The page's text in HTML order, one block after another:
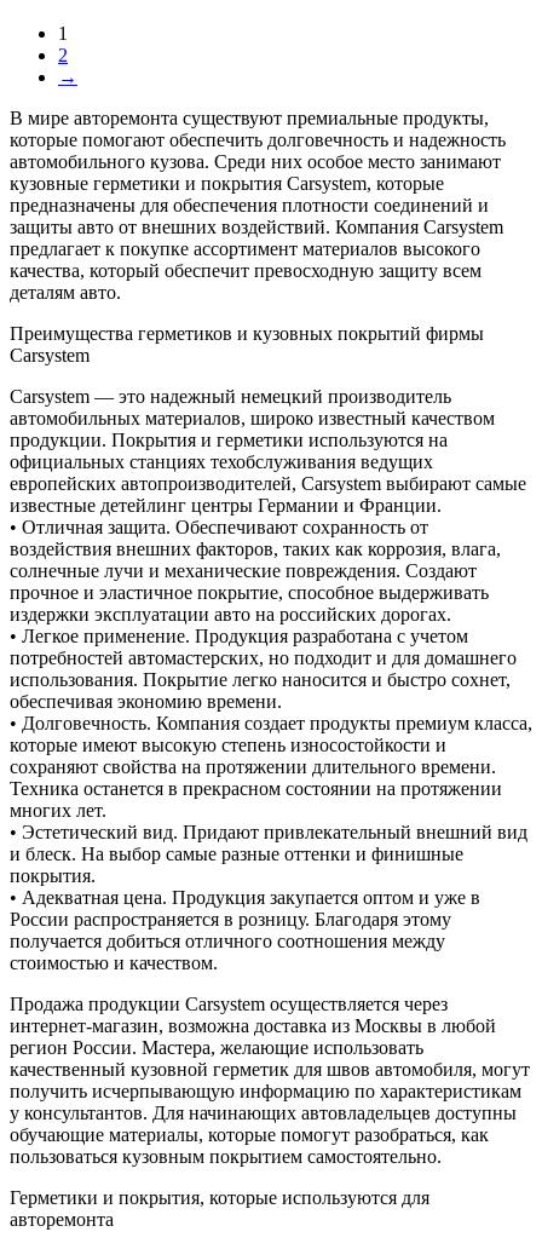
1
2
→
В мире авторемонта существуют премиальные продукты,
которые помогают обеспечить долговечность и надежность
автомобильного кузова. Среди них особое место занимают
кузовные герметики и покрытия Carsystem, которые
предназначены для обеспечения плотности соединений и
защиты авто от внешних воздействий. Компания Carsystem
предлагает к покупке ассортимент материалов высокого
качества, который обеспечит превосходную защиту всем
деталям авто.
Преимущества герметиков и кузовных покрытий фирмы
Carsystem
Carsystem — это надежный немецкий производитель
автомобильных материалов, широко известный качеством
продукции. Покрытия и герметики используются на
официальных станциях техобслуживания ведущих
европейских автопроизводителей, Carsystem выбирают самые
известные детейлинг центры Германии и Франции.
• Отличная защита. Обеспечивают сохранность от
воздействия внешних факторов, таких как коррозия, влага,
солнечные лучи и механические повреждения. Создают
прочное и эластичное покрытие, способное выдерживать
издержки эксплуатации авто на российских дорогах.
• Легкое применение. Продукция разработана с учетом
потребностей автомастерских, но подходит и для домашнего
использования. Покрытие легко наносится и быстро сохнет,
обеспечивая экономию времени.
• Долговечность. Компания создает продукты премиум класса,
которые имеют высокую степень износостойкости и
сохраняют свойства на протяжении длительного времени.
Техника останется в прекрасном состоянии на протяжении
многих лет.
• Эстетический вид. Придают привлекательный внешний вид
и блеск. На выбор самые разные оттенки и финишные
покрытия.
• Адекватная цена. Продукция закупается оптом и уже в
России распространяется в розницу. Благодаря этому
получается добиться отличного соотношения между
стоимостью и качеством.
Продажа продукции Carsystem осуществляется через
интернет-магазин, возможна доставка из Москвы в любой
регион России. Мастера, желающие использовать
качественный кузовной герметик для швов автомобиля, могут
получить исчерпывающую информацию по характеристикам
у консультантов. Для начинающих автовладельцев доступны
обучающие материалы, которые помогут разобраться, как
пользоваться кузовным покрытием самостоятельно.
Герметики и покрытия, которые используются для
авторемонта